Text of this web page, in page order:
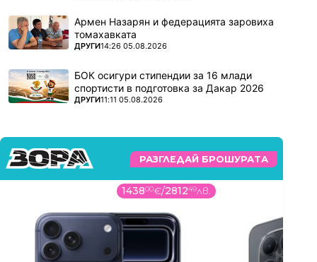
Армен Назарян и федерацията заровиха
томахавката
ПОВЕЧЕ ОТ
ДРУГИ14:26 05.08.2026
БОК осигури стипендии за 16 млади
спортисти в подготовка за Дакар 2026
ПОВЕЧЕ ОТ
ДРУГИ11:11 05.08.2026
РАЗГЛЕДАЙ БРОШУРАТА
143800€/281249лв.